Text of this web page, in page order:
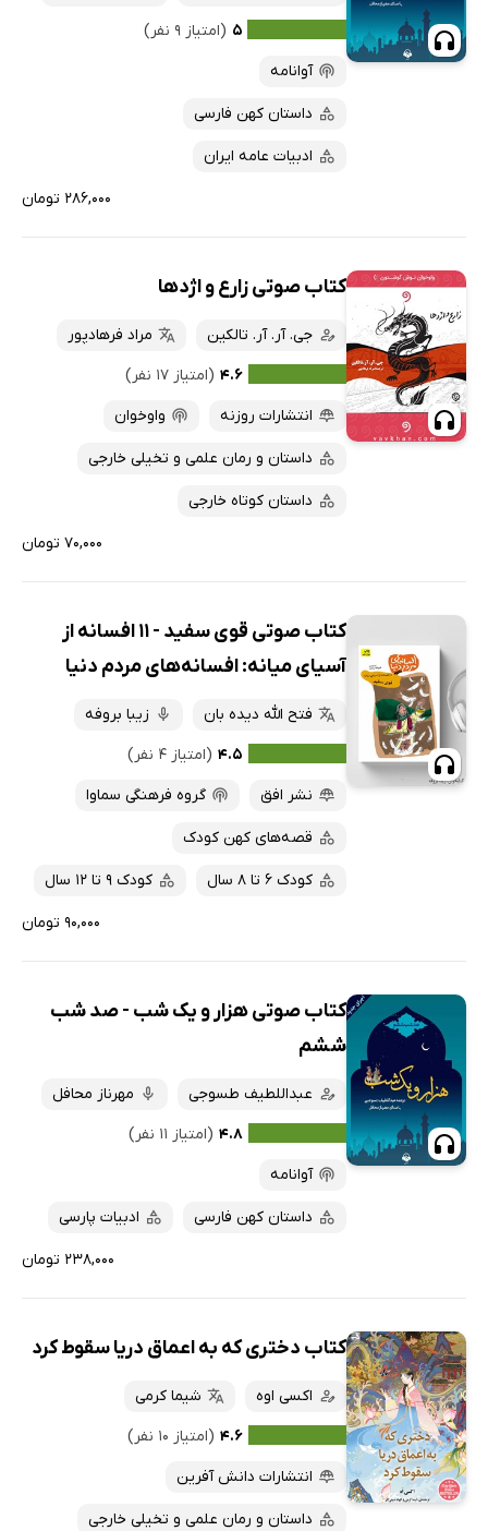
۵ (امتیاز ۹ نفر)
آوانامه
داستان کهن فارسی
ادبیات عامه ایران
۲۸۶,۰۰۰ تومان
کتاب صوتی زارع و اژدها
جی. آر. آر. تالکین
مراد فرهادپور
۴.۶ (امتیاز ۱۷ نفر)
انتشارات روزنه
واوخوان
داستان و رمان علمی و تخیلی خارجی
داستان کوتاه خارجی
۷۰,۰۰۰ تومان
کتاب صوتی قوی سفید - 11 افسانه از
آسیای میانه: افسانه‌های مردم دنیا
فتح الله دیده بان
زیبا بروفه
۴.۵ (امتیاز ۴ نفر)
نشر افق
گروه فرهنگی سماوا
قصه‌های کهن کودک
کودک 6 تا 8 سال کودک 9 تا 12 سال
۹۰,۰۰۰ تومان
کتاب صوتی هزار و یک شب - صد شب
ششم
عبداللطیف طسوجی
مهرناز محافل
۴.۸ (امتیاز ۱۱ نفر)
آوانامه
داستان کهن فارسی ادبیات پارسی
۲۳۸,۰۰۰ تومان
کتاب دختری که به اعماق دریا سقوط کرد
اکسی اوه
شیما کرمی
۴.۶ (امتیاز ۱۰ نفر)
انتشارات دانش آفرین
داستان و رمان علمی و تخیلی خارجی